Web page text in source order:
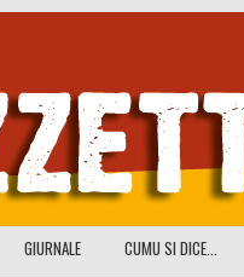
GIURNALE CUMU SI DICE...